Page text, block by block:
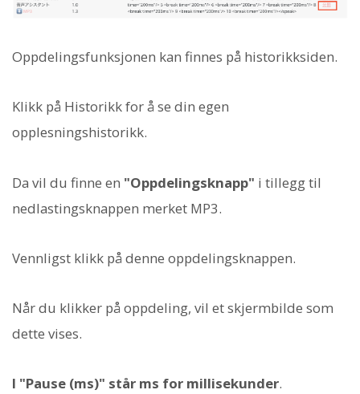
Oppdelingsfunksjonen kan finnes på historikksiden.
Klikk på Historikk for å se din egen
opplesningshistorikk.
Da vil du finne en "Oppdelingsknapp" i tillegg til
nedlastingsknappen merket MP3.
Vennligst klikk på denne oppdelingsknappen.
Når du klikker på oppdeling, vil et skjermbilde som
dette vises.
I "Pause (ms)" står ms for millisekunder.